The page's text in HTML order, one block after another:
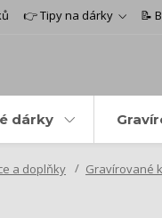
👉 Tipy na dárky 📝
dárky
a doplňky Gravírované